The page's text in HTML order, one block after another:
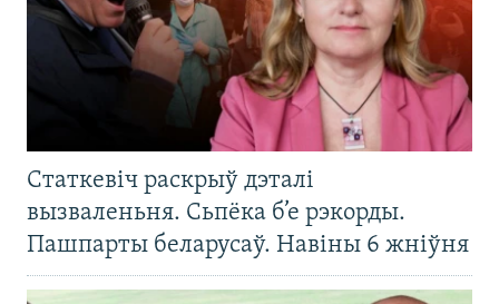
Статкевіч раскрыў дэталі
вызваленьня. Сьпёка б’е рэкорды.
Пашпарты беларусаў. Навіны 6 жніўня